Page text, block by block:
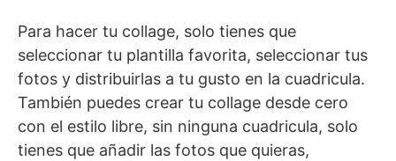
Para hacer tu collage, solo tienes que
seleccionar tu plantilla favorita, seleccionar tus
fotos y distribuirlas a tu gusto en la cuadricula.
También puedes crear tu collage desde cero
con el estilo libre, sin ninguna cuadricula, solo
tienes que añadir las fotos que quieras,